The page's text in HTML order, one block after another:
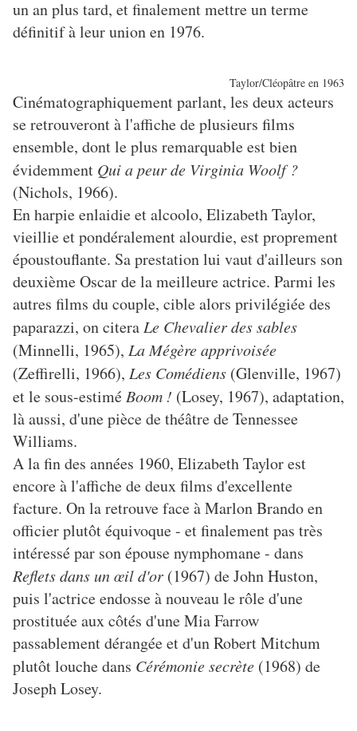
un an plus tard, et finalement mettre un terme
définitif à leur union en 1976.
Taylor/Cléopâtre en 1963
Cinématographiquement parlant, les deux acteurs
se retrouveront à l'affiche de plusieurs films
ensemble, dont le plus remarquable est bien
évidemment Qui a peur de Virginia Woolf ?
(Nichols, 1966).
En harpie enlaidie et alcoolo, Elizabeth Taylor,
vieillie et pondéralement alourdie, est proprement
époustouflante. Sa prestation lui vaut d'ailleurs son
deuxième Oscar de la meilleure actrice. Parmi les
autres films du couple, cible alors privilégiée des
paparazzi, on citera Le Chevalier des sables
(Minnelli, 1965), La Mégère apprivoisée
(Zeffirelli, 1966), Les Comédiens (Glenville, 1967)
et le sous-estimé Boom ! (Losey, 1967), adaptation,
là aussi, d'une pièce de théâtre de Tennessee
Williams.
A la fin des années 1960, Elizabeth Taylor est
encore à l'affiche de deux films d'excellente
facture. On la retrouve face à Marlon Brando en
officier plutôt équivoque - et finalement pas très
intéressé par son épouse nymphomane - dans
Reflets dans un œil d'or (1967) de John Huston,
puis l'actrice endosse à nouveau le rôle d'une
prostituée aux côtés d'une Mia Farrow
passablement dérangée et d'un Robert Mitchum
plutôt louche dans Cérémonie secrète (1968) de
Joseph Losey.